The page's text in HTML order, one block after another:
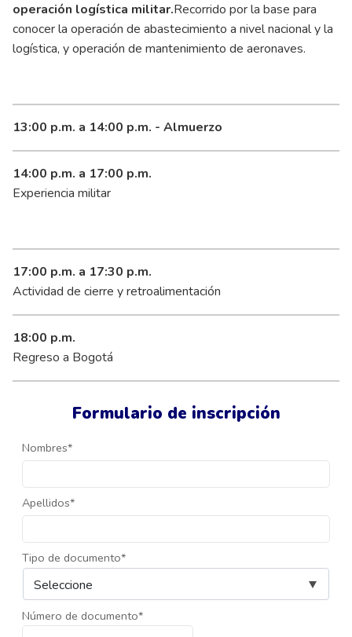
Formulario de inscripción
Nombres*
Apellidos*
Tipo de documento*
Número de documento*
operación logística militar.Recorrido por la base para
conocer la operación de abastecimiento a nivel nacional y la
logística, y operación de mantenimiento de aeronaves.
13:00 p.m. a 14:00 p.m. - Almuerzo
14:00 p.m. a 17:00 p.m.
Experiencia militar
17:00 p.m. a 17:30 p.m.
Actividad de cierre y retroalimentación
18:00 p.m.
Regreso a Bogotá